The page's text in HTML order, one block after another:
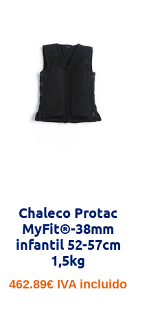
Chaleco Protac
MyFit®-38mm
infantil 52-57cm
1,5kg
462.89€ IVA incluido